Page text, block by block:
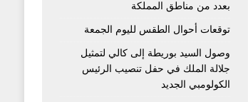
بعدد من مناطق المملكة
توقعات أحوال الطقس لليوم الجمعة
وصول السيد بوريطة إلى كالي لتمثيل
جلالة الملك في حفل تنصيب الرئيس
الكولومبي الجديد